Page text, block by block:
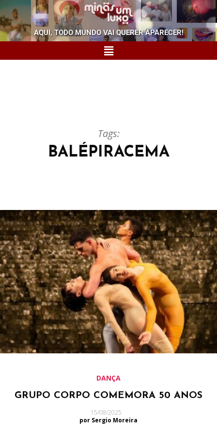
AQUI, TODO MUNDO VAI QUERER APARECER!
Tags:
BALÉPIRACEMA
DANÇA
GRUPO CORPO COMEMORA 50 ANOS
15/08/2025
por Sergio Moreira